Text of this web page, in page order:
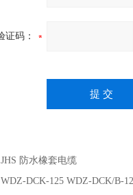
证码：
JHS 防水橡套电缆
WDZ-DCK-125 WDZ-DCK/B-